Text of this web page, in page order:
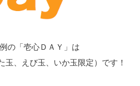
の「壱心ＤＡＹ」は
玉、えび玉、いか玉限定）です！